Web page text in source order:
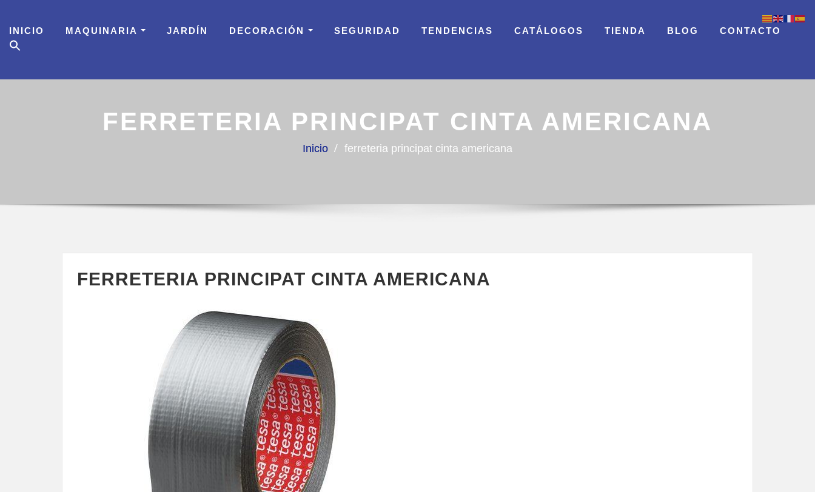
content
INICIO MAQUINARIA JARDÍN DECORACIÓN SEGURIDAD TENDENCIAS CATÁLOGOS TIENDA BLOG CONTACTO
FERRETERIA PRINCIPAT CINTA AMERICANA
Inicio ferreteria principat cinta americana
FERRETERIA PRINCIPAT CINTA AMERICANA